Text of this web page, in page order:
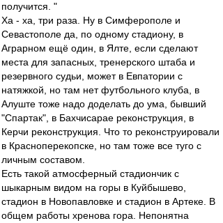
получится. "
Ха - ха, три раза. Ну в Симферополе и
Севастополе да, по одному стадиону, в
Аграрном ещё один, в Ялте, если сделают
места для запасных, тренерского штаба и
резервного судьи, может в Евпатории с
натяжкой, но там нет футбольного клуба, в
Алуште тоже надо доделать до ума, бывший
"Спартак", в Бахчисарае реконструкция, в
Керчи реконструкция. Что то реконструировали
в Красноперекопске, но там тоже все туго с
личным составом.
Есть такой атмосферный стадиончик с
шыкарным видом на горы в Куйбышево,
стадион в Новопавловке и стадион в Артеке. В
общем работы хренова гора. Непонятна